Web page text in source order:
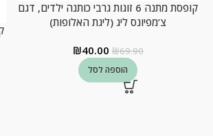
קופסת מתנה 6 זוגות גרבי כותנה ילדים, דגם
צ’מפיונס ליג (ליגת האלופות)
₪69.90
₪40.00
הוספה לסל